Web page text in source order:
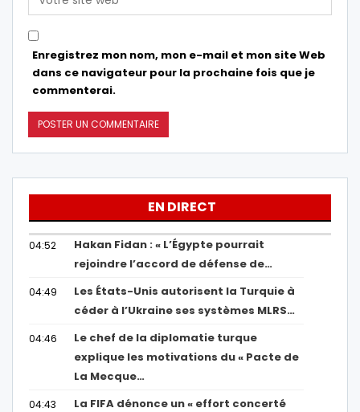
Enregistrez mon nom, mon e-mail et mon site Web
dans ce navigateur pour la prochaine fois que je
commenterai.
EN DIRECT
04:52
Hakan Fidan : « L’Égypte pourrait
rejoindre l’accord de défense de…
04:49
Les États-Unis autorisent la Turquie à
céder à l’Ukraine ses systèmes MLRS…
04:46
Le chef de la diplomatie turque
explique les motivations du « Pacte de
La Mecque…
04:43
La FIFA dénonce un « effort concerté